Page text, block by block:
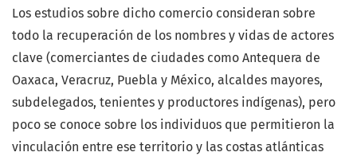
Los estudios sobre dicho comercio consideran sobre
todo la recuperación de los nombres y vidas de actores
clave (comerciantes de ciudades como Antequera de
Oaxaca, Veracruz, Puebla y México, alcaldes mayores,
subdelegados, tenientes y productores indígenas), pero
poco se conoce sobre los individuos que permitieron la
vinculación entre ese territorio y las costas atlánticas